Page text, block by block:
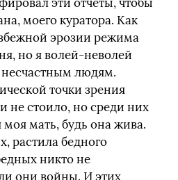
эти отчеты, чтобы
моего куратора. Как
эрозии режима
но я волей-неволей
несчастным людям.
точки зрения
не стоило, но среди них
моя мать, будь она жива.
растила бедного
никто не
они войны. И этих